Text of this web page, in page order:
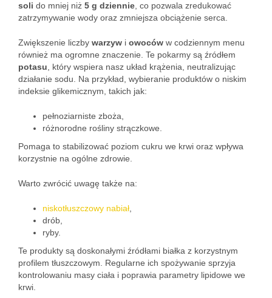
soli do mniej niż 5 g dziennie , co pozwala zredukować
zatrzymywanie wody oraz zmniejsza obciążenie serca.
Zwiększenie liczby warzyw i owoców w codziennym menu
również ma ogromne znaczenie. Te pokarmy są źródłem
potasu , który wspiera nasz układ krążenia, neutralizując
działanie sodu. Na przykład, wybieranie produktów o niskim
indeksie glikemicznym, takich jak:
pełnoziarniste zboża,
różnorodne rośliny strączkowe.
Pomaga to stabilizować poziom cukru we krwi oraz wpływa
korzystnie na ogólne zdrowie.
Warto zwrócić uwagę także na:
niskotłuszczowy nabiał
drób,
ryby.
Te produkty są doskonałymi źródłami białka z korzystnym
profilem tłuszczowym. Regularne ich spożywanie sprzyja
kontrolowaniu masy ciała i poprawia parametry lipidowe we
krwi.